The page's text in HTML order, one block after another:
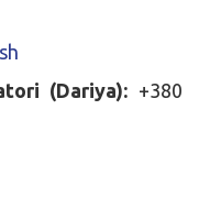
(Dariya): +380